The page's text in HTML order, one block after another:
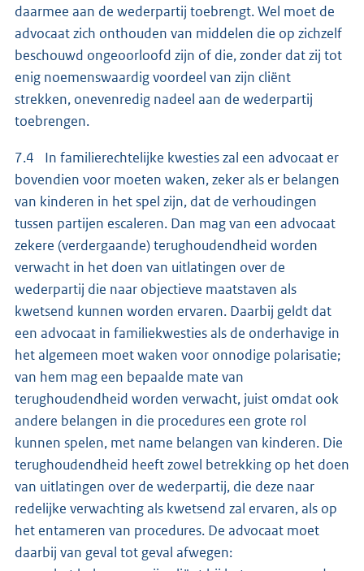
daarmee aan de wederpartij toebrengt. Wel moet de
advocaat zich onthouden van middelen die op zichzelf
beschouwd ongeoorloofd zijn of die, zonder dat zij tot
enig noemenswaardig voordeel van zijn cliënt
strekken, onevenredig nadeel aan de wederpartij
toebrengen.
7.4 In familierechtelijke kwesties zal een advocaat er
bovendien voor moeten waken, zeker als er belangen
van kinderen in het spel zijn, dat de verhoudingen
tussen partijen escaleren. Dan mag van een advocaat
zekere (verdergaande) terughoudendheid worden
verwacht in het doen van uitlatingen over de
wederpartij die naar objectieve maatstaven als
kwetsend kunnen worden ervaren. Daarbij geldt dat
een advocaat in familiekwesties als de onderhavige in
het algemeen moet waken voor onnodige polarisatie;
van hem mag een bepaalde mate van
terughoudendheid worden verwacht, juist omdat ook
andere belangen in die procedures een grote rol
kunnen spelen, met name belangen van kinderen. Die
terughoudendheid heeft zowel betrekking op het doen
van uitlatingen over de wederpartij, die deze naar
redelijke verwachting als kwetsend zal ervaren, als op
het entameren van procedures. De advocaat moet
daarbij van geval tot geval afwegen: